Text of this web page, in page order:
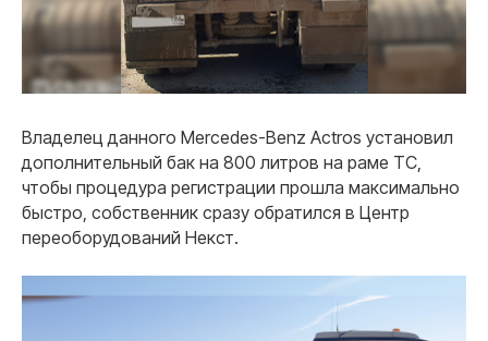
Владелец данного Mercedes-Benz Actros установил
дополнительный бак на 800 литров на раме ТС,
чтобы процедура регистрации прошла максимально
быстро, собственник сразу обратился в Центр
переоборудований Некст.